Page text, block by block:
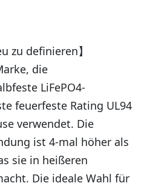
zu definieren】
die
LiFePO4-
feuerfeste Rating UL94
verwendet. Die
ist 4-mal höher als
sie in heißeren
Die ideale Wahl für